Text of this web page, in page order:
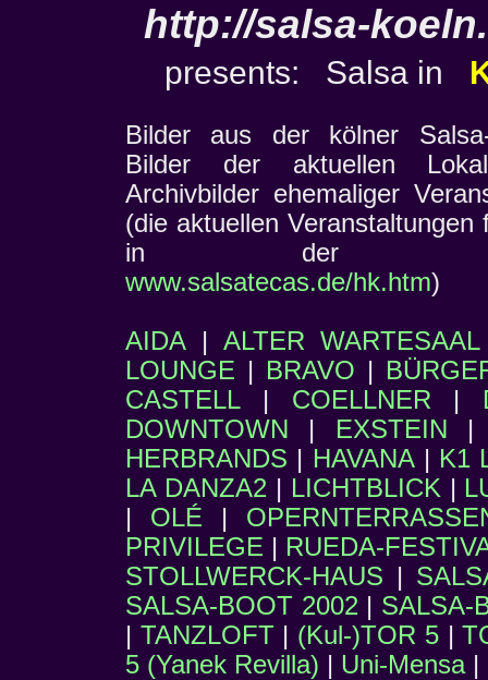
http://salsa-
presents: Salsa in
Bilder aus der kölner
Bilder der aktuellen
Archivbilder ehemaliger
(die aktuellen Veranstaltungen
in
www.salsatecas.de/hk.htm)
AIDA | ALTER WARTESAAL
LOUNGE | BRAVO |
CASTELL | COELLNER |
DOWNTOWN | EXSTEIN
HERBRANDS | HAVANA| K1
LA DANZA2| LICHTBLICK |
| OLÉ |
PRIVILEGE | RUEDA-
STOLLWERCK-HAUS |
SALSA-BOOT 2002| SALSA-
| TANZLOFT| (Kul-)TOR 5|
5 (Yanek Revilla) | Uni-Mensa|